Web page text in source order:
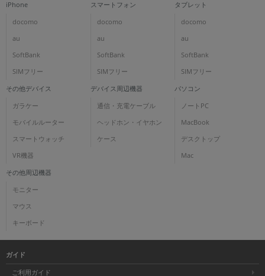
iPhone
docomo
au
SoftBank
SIMフリー
スマートフォン
docomo
au
SoftBank
SIMフリー
タブレット
docomo
au
SoftBank
SIMフリー
その他デバイス
ガラケー
モバイルルーター
スマートウォッチ
VR機器
デバイス周辺機器
通信・充電ケーブル
ヘッドホン・イヤホン
ケース
パソコン
ノートPC
MacBook
デスクトップ
Mac
その他周辺機器
モニター
マウス
キーボード
ガイド
ご利用ガイド